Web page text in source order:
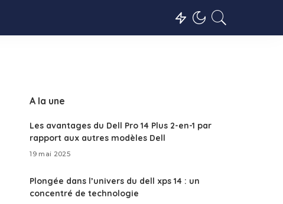
A la une
Les avantages du Dell Pro 14 Plus 2-en-1 par
rapport aux autres modèles Dell
19 mai 2025
Plongée dans l’univers du dell xps 14 : un
concentré de technologie